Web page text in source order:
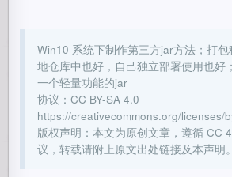
Win10 系统下制作第三方jar方法；打
地仓库中也好，自己独立部署使用也好
一个轻量功能的jar
协议：CC BY-SA 4.0
https://creativecommons.org/licenses/
版权声明：本文为原创文章，遵循 CC
议，转载请附上原文出处链接及本声明。